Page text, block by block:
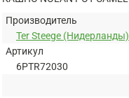
Производитель
Ter Steege (Нидерланды)
Артикул
6PTR72030